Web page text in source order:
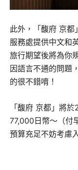
此外，「馥府 京都
服務處提供中文和
旅行期望後將為你
因語言不通的問題
的很不錯唷！
「馥府 京都」將
77,000日幣～（付
預算充足不妨考慮